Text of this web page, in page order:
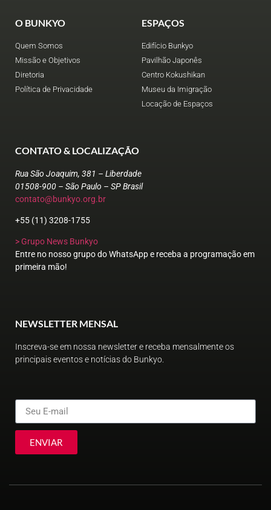
O BUNKYO
Quem Somos
Missão e Objetivos
Diretoria
Política de Privacidade
ESPAÇOS
Edifício Bunkyo
Pavilhão Japonês
Centro Kokushikan
Museu da Imigração
Locação de Espaços
CONTATO & LOCALIZAÇÃO
Rua São Joaquim, 381 – Liberdade
01508-900 – São Paulo – SP Brasil
contato@bunkyo.org.br
+55 (11) 3208-1755
> Grupo News Bunkyo
Entre no nosso grupo do WhatsApp e receba a programação em
primeira mão!
NEWSLETTER MENSAL
Inscreva-se em nossa newsletter e receba mensalmente os
principais eventos e notícias do Bunkyo.
ENVIAR